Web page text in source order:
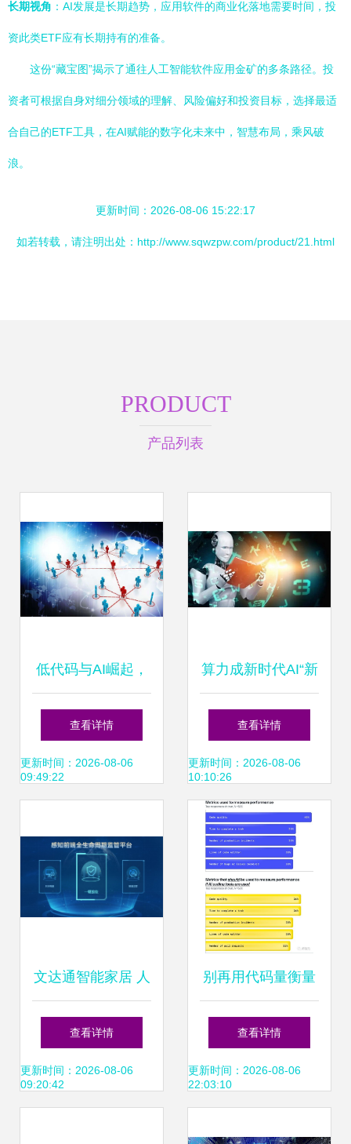
长期视角 ：AI发展是长期趋势，应用软件的商业化落地需要时间，投
资此类ETF应有长期持有的准备。
这份“藏宝图”揭示了通往人工智能软件应用金矿的多条路径。投
资者可根据自身对细分领域的理解、风险偏好和投资目标，选择最适
合自己的ETF工具，在AI赋能的数字化未来中，智慧布局，乘风破
浪。
更新时间：2026-08-06 15:22:17
如若转载，请注明出处：http://www.sqwzpw.com/product/21.html
PRODUCT
产品列表
低代码与AI崛起，
程序员何去何从？
危机还是转机
查看详情
更新时间：2026-08-06
09:49:22
算力成新时代AI“新
基建”，微美全息推
进边缘计算与AI应
用创新
查看详情
更新时间：2026-08-06
10:10:26
文达通智能家居 人
工智能应用软件的
创新实践
查看详情
更新时间：2026-08-06
09:20:42
别再用代码量衡量
产出了 GitHub调研
显示92%开发者使
查看详情
更新时间：2026-08-06
22:03:10